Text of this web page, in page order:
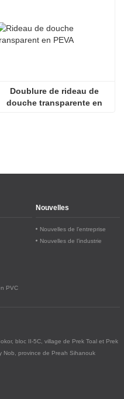
Doublure de rideau de
douche transparente en
PVC
Nouvelles
Nouvelles de l’entreprise
Nouvelles de l’industrie
bloc II-5C, village de Prek Toal et Prek
Nob, province de Preah Sihanouk